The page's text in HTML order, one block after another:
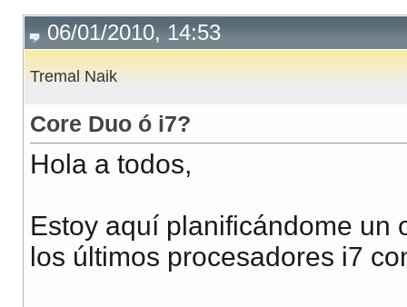
06/01/2010, 14:53
Tremal Naik
Core Duo ó i7?
Hola a todos,
Estoy aquí planificándome un
los últimos procesadores i7